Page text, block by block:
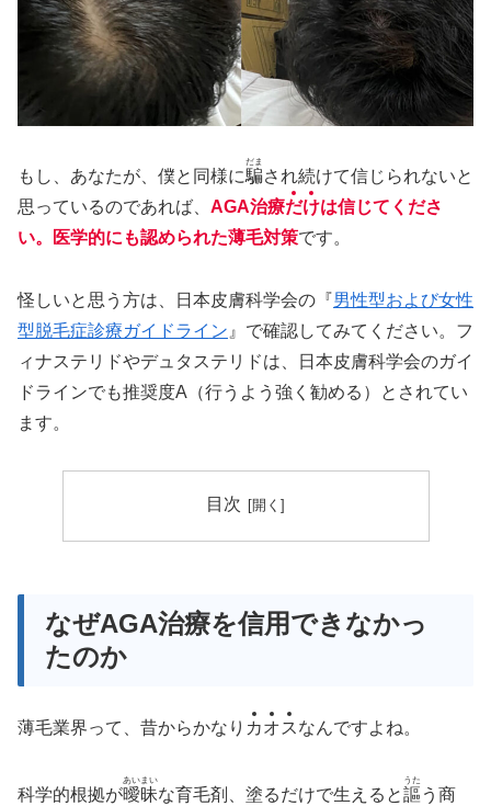
もし、あなたが、僕と同様に騙
だま
され続けて信じられないと
思っているのであれば、 AGA治療だけは信じてくださ
い。医学的にも認められた薄毛対策です。
怪しいと思う方は、日本皮膚科学会の『男性型および女性
型脱毛症診療ガイドライン 』で確認してみてください。フ
ィナステリドやデュタステリドは、日本皮膚科学会のガイ
ドラインでも推奨度A（行うよう強く勧める）とされてい
ます。
目次
なぜAGA治療を信用できなかっ
たのか
薄毛業界って、昔からかなり カオスなんですよね。
科学的根拠が曖昧
あいまい
な育毛剤、塗るだけで生えると謳
うた
う商